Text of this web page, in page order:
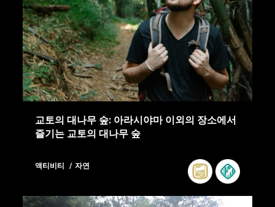
교토의 대나무 숲: 아라시야마 이외의 장소에서
즐기는 교토의 대나무 숲
액티비티 자연